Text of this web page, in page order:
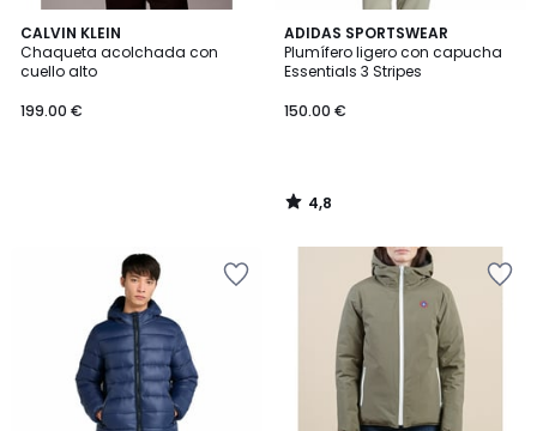
CALVIN KLEIN
Chaqueta acolchada con
cuello alto
199.00 €
ADIDAS SPORTSWEAR
Plumífero ligero con capucha
Essentials 3 Stripes
150.00 €
4,8
/ 5
4,8
/